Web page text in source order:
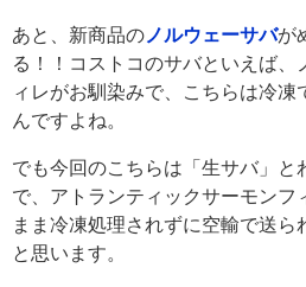
あと、新商品の ノルウェーサバが
る！！コストコのサバといえば、
ィレがお馴染みで、こちらは冷凍
んですよね。
でも今回のこちらは「生サバ」と
で、アトランティックサーモンフ
まま冷凍処理されずに空輸で送
と思います。